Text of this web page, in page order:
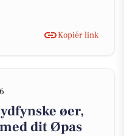
Kopiér link
øer,
dit Øpas